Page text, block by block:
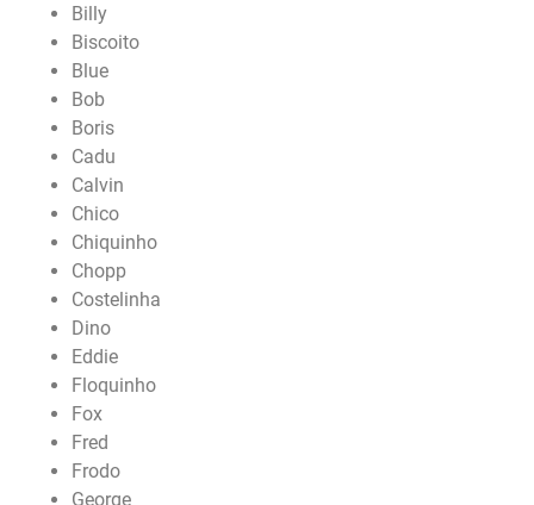
Billy
Biscoito
Blue
Bob
Boris
Cadu
Calvin
Chico
Chiquinho
Chopp
Costelinha
Dino
Eddie
Floquinho
Fox
Fred
Frodo
George